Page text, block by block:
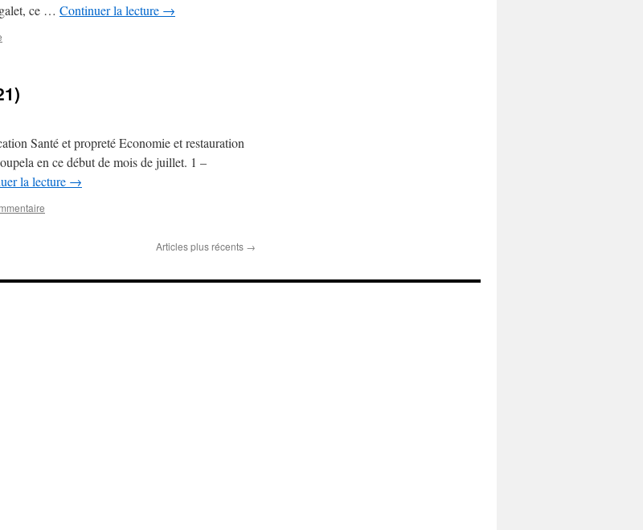
ce … Continuer la lecture →
Santé et propreté Economie et restauration
en ce début de mois de juillet. 1 –
la lecture →
Articles plus récents →